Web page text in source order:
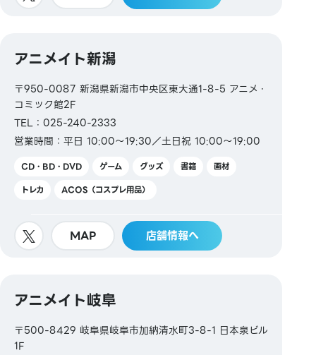
アニメイト新潟
〒950-0087 新潟県新潟市中央区東大通1-8-5 アニメ・
コミック館2F
TEL：025-240-2333
営業時間：平日 10:00～19:30／土日祝 10:00～19:00
CD・BD・DVD ゲーム グッズ 書籍
画材
トレカ
ACOS（コスプレ用品）
MAP 店舗情報へ
アニメイト岐阜
〒500-8429 岐阜県岐阜市加納清水町3-8-1 日本泉ビル
1F